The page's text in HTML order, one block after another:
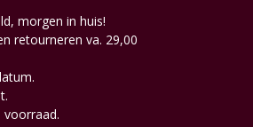
morgen in huis!
retourneren va. 29,00
voorraad.